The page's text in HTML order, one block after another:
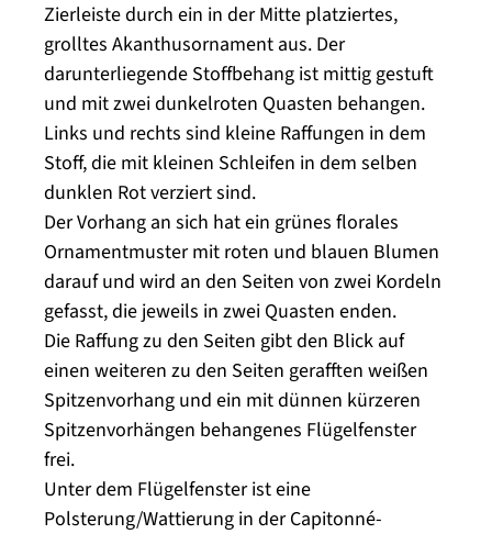
Zierleiste durch ein in der Mitte platziertes,
grolltes Akanthusornament aus. Der
darunterliegende Stoffbehang ist mittig gestuft
und mit zwei dunkelroten Quasten behangen.
Links und rechts sind kleine Raffungen in dem
Stoff, die mit kleinen Schleifen in dem selben
dunklen Rot verziert sind.
Der Vorhang an sich hat ein grünes florales
Ornamentmuster mit roten und blauen Blumen
darauf und wird an den Seiten von zwei Kordeln
gefasst, die jeweils in zwei Quasten enden.
Die Raffung zu den Seiten gibt den Blick auf
einen weiteren zu den Seiten gerafften weißen
Spitzenvorhang und ein mit dünnen kürzeren
Spitzenvorhängen behangenes Flügelfenster
frei.
Unter dem Flügelfenster ist eine
Polsterung/Wattierung in der Capitonné-